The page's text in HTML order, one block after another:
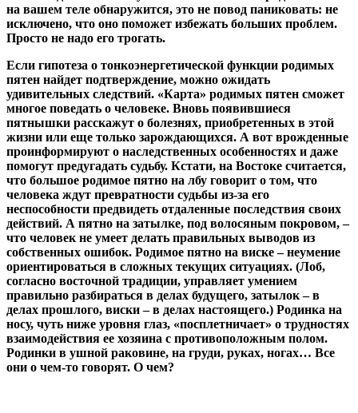
на вашем теле обнаружится, это не повод паниковать: не
исключено, что оно поможет избежать больших проблем.
Просто не надо его трогать.
Если гипотеза о тонкоэнергетической функции родимых
пятен найдет подтверждение, можно ожидать
удивительных следствий. «Карта» родимых пятен сможет
многое поведать о человеке. Вновь появившиеся
пятнышки расскажут о болезнях, приобретенных в этой
жизни или еще только зарождающихся. А вот врожденные
проинформируют о наследственных особенностях и даже
помогут предугадать судьбу. Кстати, на Востоке считается,
что большое родимое пятно на лбу говорит о том, что
человека ждут превратности судьбы из-за его
неспособности предвидеть отдаленные последствия своих
действий. А пятно на затылке, под волосяным покровом, –
что человек не умеет делать правильных выводов из
собственных ошибок. Родимое пятно на виске – неумение
ориентироваться в сложных текущих ситуациях. (Лоб,
согласно восточной традиции, управляет умением
правильно разбираться в делах будущего, затылок – в
делах прошлого, виски – в делах настоящего.) Родинка на
носу, чуть ниже уровня глаз, «посплетничает» о трудностях
взаимодействия ее хозяина с противоположным полом.
Родинки в ушной раковине, на груди, руках, ногах… Все
они о чем-то говорят. О чем?